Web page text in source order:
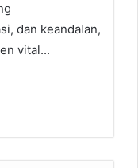
dan keandalan,
vital...